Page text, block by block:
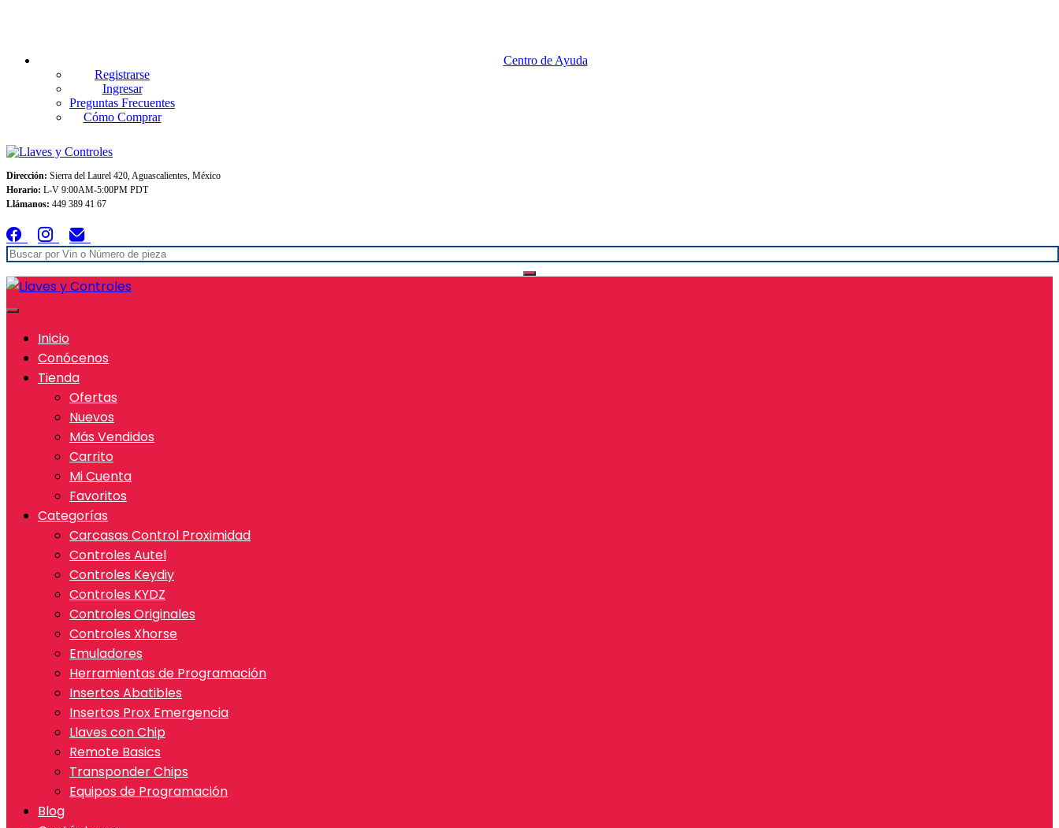
Centro de Ayuda
Registrarse
Ingresar
Preguntas Frecuentes
Cómo Comprar
Dirección: Sierra del Laurel 420, Aguascalientes, México
Horario: L-V 9:00AM-5:00PM PDT
Llámanos: 449 389 41 67
Inicio
Conócenos
Tienda
Ofertas
Nuevos
Más Vendidos
Carrito
Mi Cuenta
Favoritos
Categorías
Carcasas Control Proximidad
Controles Autel
Controles Keydiy
Controles KYDZ
Controles Originales
Controles Xhorse
Emuladores
Herramientas de Programación
Insertos Abatibles
Insertos Prox Emergencia
Llaves con Chip
Remote Basics
Transponder Chips
Equipos de Programación
Blog